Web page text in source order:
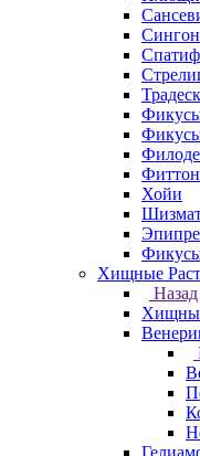
Хойи
Хищные
Назад